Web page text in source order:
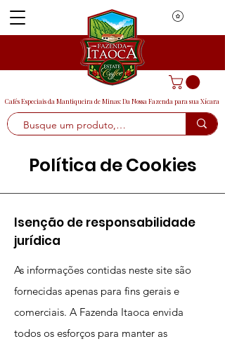
Cafés Especiais da Mantiqueira de Minas: Da Nossa Fazenda para sua Xícara
Política de Cookies
Isenção de responsabilidade
jurídica
As informações contidas neste site são
fornecidas apenas para fins gerais e
comerciais. A Fazenda Itaoca envida
todos os esforços para manter as